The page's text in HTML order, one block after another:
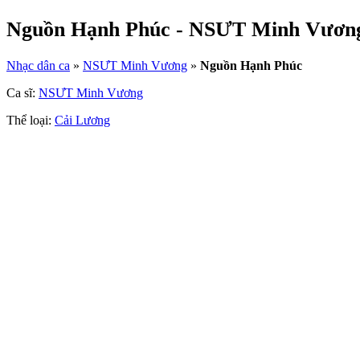
Nguồn Hạnh Phúc - NSƯT Minh
Nhạc dân ca » NSƯT Minh Vương » Nguồn Hạnh Phúc
Ca sĩ: NSƯT Minh Vương
Thể loại: Cải Lương